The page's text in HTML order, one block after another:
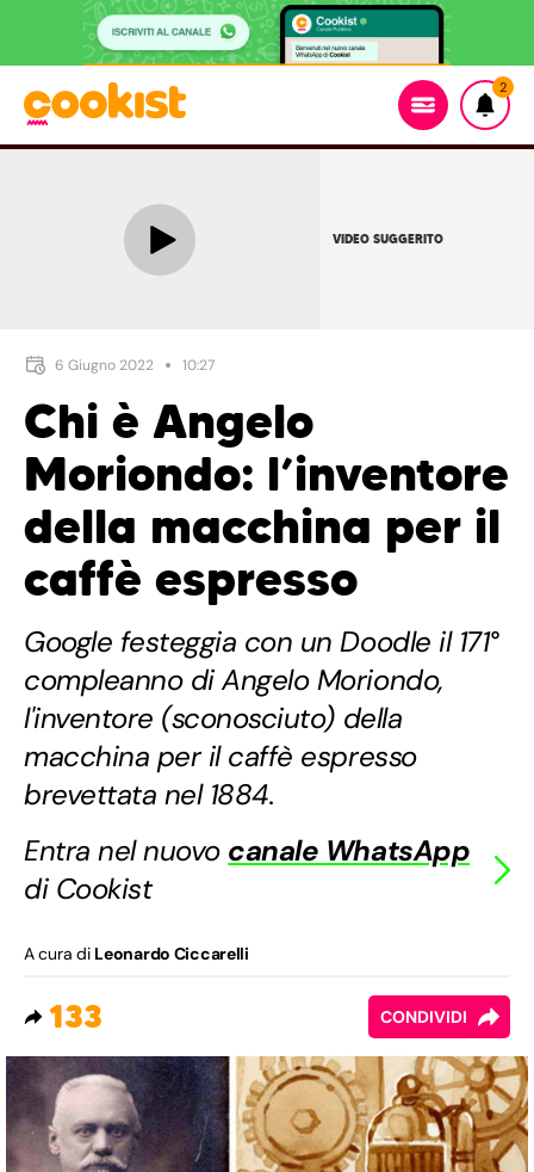
2
VIDEO SUGGERITO
6 Giugno 2022 10:27
Chi è Angelo
Moriondo: l’inventore
della macchina per il
caffè espresso
Google festeggia con un Doodle il 171°
compleanno di Angelo Moriondo,
l'inventore (sconosciuto) della
macchina per il caffè espresso
brevettata nel 1884.
Entra nel nuovo canale WhatsApp
di Cookist
A cura di Leonardo Ciccarelli
133 CONDIVIDI